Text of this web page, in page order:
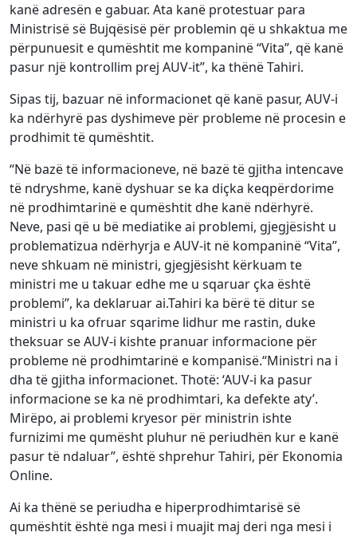
kanë adresën e gabuar. Ata kanë protestuar para
Ministrisë së Bujqësisë për problemin që u shkaktua me
përpunuesit e qumështit me kompaninë “Vita”, që kanë
pasur një kontrollim prej AUV-it”, ka thënë Tahiri.
Sipas tij, bazuar në informacionet që kanë pasur, AUV-i
ka ndërhyrë pas dyshimeve për probleme në procesin e
prodhimit të qumështit.
“Në bazë të informacioneve, në bazë të gjitha intencave
të ndryshme, kanë dyshuar se ka diçka keqpërdorime
në prodhimtarinë e qumështit dhe kanë ndërhyrë.
Neve, pasi që u bë mediatike ai problemi, gjegjësisht u
problematizua ndërhyrja e AUV-it në kompaninë “Vita”,
neve shkuam në ministri, gjegjësisht kërkuam te
ministri me u takuar edhe me u sqaruar çka është
problemi”, ka deklaruar ai.Tahiri ka bërë të ditur se
ministri u ka ofruar sqarime lidhur me rastin, duke
theksuar se AUV-i kishte pranuar informacione për
probleme në prodhimtarinë e kompanisë.“Ministri na i
dha të gjitha informacionet. Thotë: ‘AUV-i ka pasur
informacione se ka në prodhimtari, ka defekte aty’.
Mirëpo, ai problemi kryesor për ministrin ishte
furnizimi me qumësht pluhur në periudhën kur e kanë
pasur të ndaluar”, është shprehur Tahiri, për Ekonomia
Online.
Ai ka thënë se periudha e hiperprodhimtarisë së
qumështit është nga mesi i muajit maj deri nga mesi i